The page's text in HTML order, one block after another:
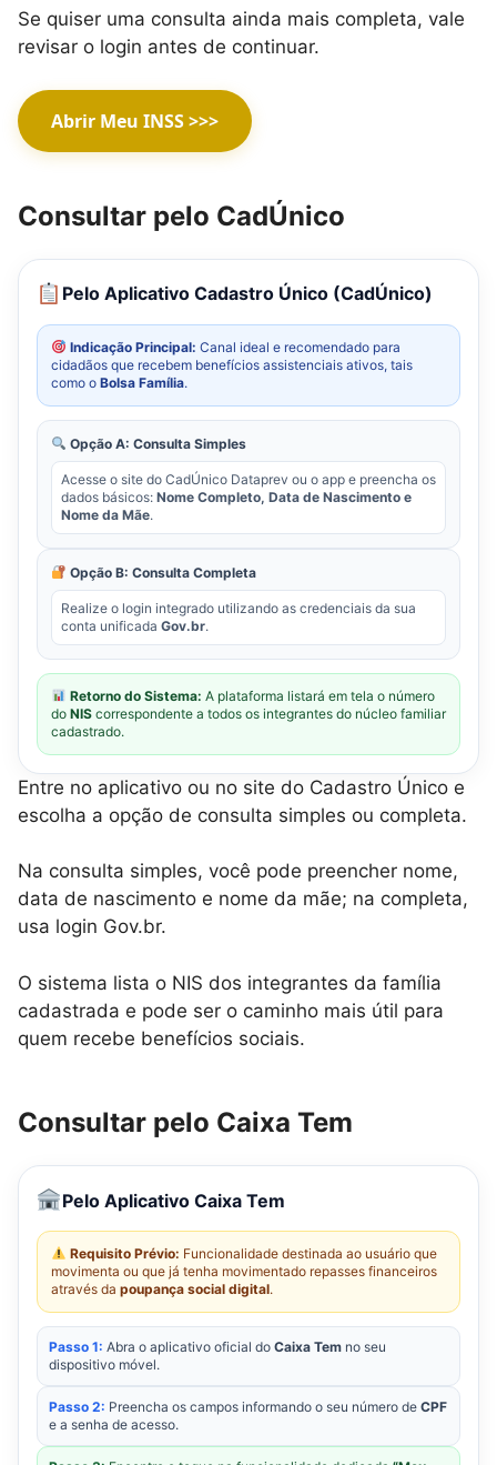
Se quiser uma consulta ainda mais completa, vale
revisar o login antes de continuar.
Abrir Meu INSS >>>
Consultar pelo CadÚnico
Pelo Aplicativo Cadastro Único (CadÚnico)
Indicação Principal: Canal ideal e recomendado para
cidadãos que recebem benefícios assistenciais ativos, tais
como o Bolsa Família.
Opção A: Consulta Simples
Acesse o site do CadÚnico Dataprev ou o app e preencha os
dados básicos: Nome Completo, Data de Nascimento e
Nome da Mãe.
Opção B: Consulta Completa
Realize o login integrado utilizando as credenciais da sua
conta unificada Gov.br.
Retorno do Sistema: A plataforma listará em tela o número
do NIS correspondente a todos os integrantes do núcleo familiar
cadastrado.
Entre no aplicativo ou no site do Cadastro Único e
escolha a opção de consulta simples ou completa.
Na consulta simples, você pode preencher nome,
data de nascimento e nome da mãe; na completa,
usa login Gov.br.
O sistema lista o NIS dos integrantes da família
cadastrada e pode ser o caminho mais útil para
quem recebe benefícios sociais.
Consultar pelo Caixa Tem
Pelo Aplicativo Caixa Tem
Requisito Prévio: Funcionalidade destinada ao usuário que
movimenta ou que já tenha movimentado repasses financeiros
através da poupança social digital.
Passo 1: Abra o aplicativo oficial do Caixa Tem no seu
dispositivo móvel.
Passo 2: Preencha os campos informando o seu número de CPF
e a senha de acesso.